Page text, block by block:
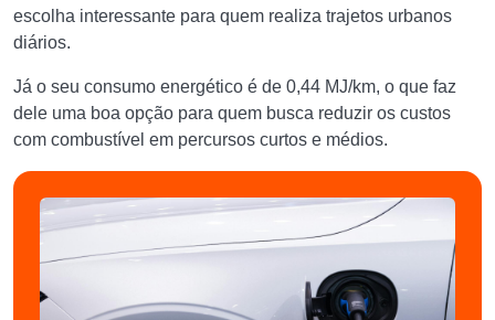
escolha interessante para quem realiza trajetos urbanos
diários.
Já o seu consumo energético é de 0,44 MJ/km, o que faz
dele uma boa opção para quem busca reduzir os custos
com combustível em percursos curtos e médios.